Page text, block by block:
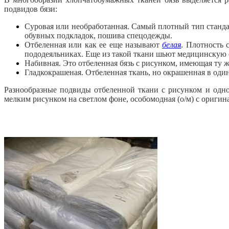
подвидов бязи:
Суровая или необработанная. Самый плотный тип
обувных подкладок, пошива спецодежды.
Отбеленная или как ее еще называютбелая. Плотность
пододеяльниках. Еще из такой ткани шьют медицинскую
Набивная. Это отбеленная бязь с рисунком, имеющая
Гладкокрашеная. Отбеленная ткань, но окрашенная в
Разнообразные подвиды отбеленной ткани с рисунком и
мелким рисунком на светлом фоне, особомодная (о/м) с